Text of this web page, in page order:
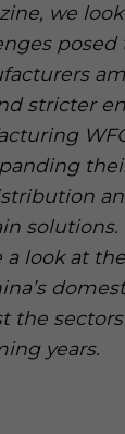
we
posed
stricter
solutions.
a look at the
the
years.